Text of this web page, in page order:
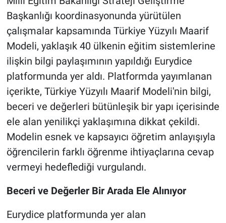
Başkanlığı koordinasyonunda yürütülen
çalışmalar kapsamında Türkiye Yüzyılı Maarif
Modeli, yaklaşık 40 ülkenin eğitim sistemlerine
ilişkin bilgi paylaşımının yapıldığı Eurydice
platformunda yer aldı. Platformda yayımlanan
içerikte, Türkiye Yüzyılı Maarif Modeli'nin bilgi,
beceri ve değerleri bütünleşik bir yapı içerisinde
ele alan yenilikçi yaklaşımına dikkat çekildi.
Modelin esnek ve kapsayıcı öğretim anlayışıyla
öğrencilerin farklı öğrenme ihtiyaçlarına cevap
vermeyi hedeflediği vurgulandı.
Beceri ve Değerler Bir Arada Ele Alınıyor
Eurydice platformunda yer alan